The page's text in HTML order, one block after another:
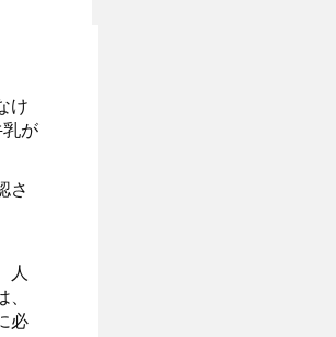
け
が
さ
人
必